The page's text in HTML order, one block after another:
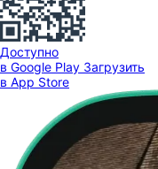
Доступно
в Google Play Загрузить
в App Store